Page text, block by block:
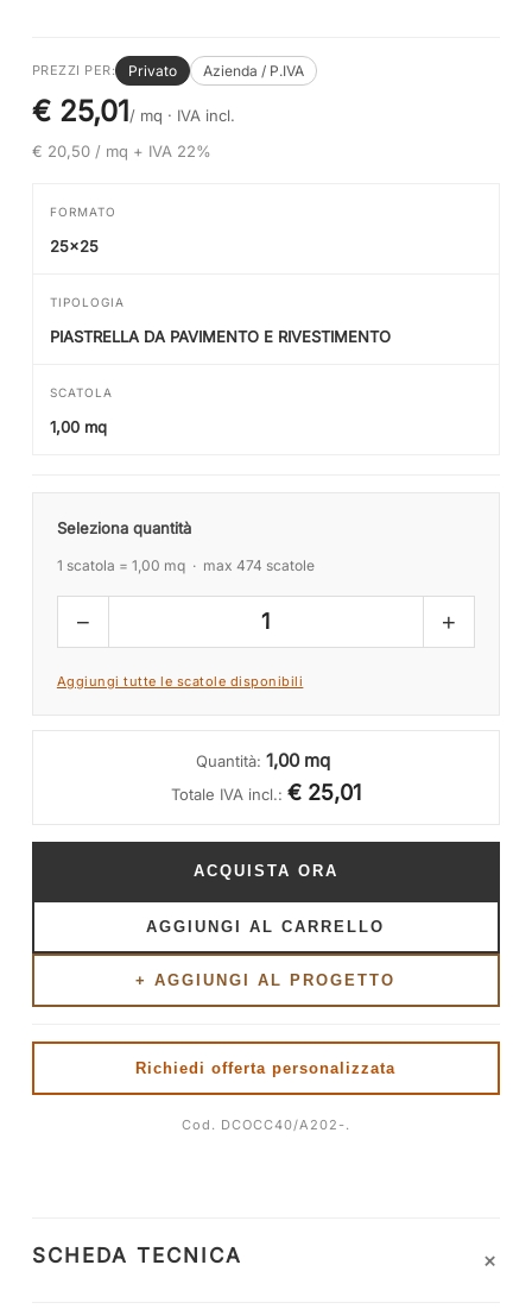
PREZZI PER: Privato Azienda / P.IVA
€ 25,01/ mq · IVA incl.
€ 20,50 / mq + IVA 22%
FORMATO
25x25
TIPOLOGIA
PIASTRELLA DA PAVIMENTO E RIVESTIMENTO
SCATOLA
1,00 mq
Seleziona quantità
1 scatola = 1,00 mq · max 474 scatole
− 1 +
Aggiungi tutte le scatole disponibili
Quantità:1,00 mq
Totale IVA incl.: € 25,01
ACQUISTA ORA
AGGIUNGI AL CARRELLO
+ AGGIUNGI AL PROGETTO
Richiedi offerta personalizzata
Cod. DCOCC40/A202-.
SCHEDA TECNICA +